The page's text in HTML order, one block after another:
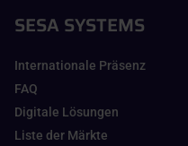
SESA SYSTEMS
Internationale Präsenz
FAQ
Digitale Lösungen
Liste der Märkte